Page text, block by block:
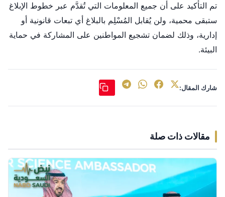
تم التأكيد على أن جميع المعلومات التي تُقدَّم عبر خطوط الإبلاغ
ستبقى محمية، ولن يُقابل المُسْلِم بالبلاغ أي تبعات قانونية أو
إدارية، وذلك لضمان تشجيع المواطنين على المشاركة في حماية
البيئة.
شارك المقال:
مقالات ذات صلة